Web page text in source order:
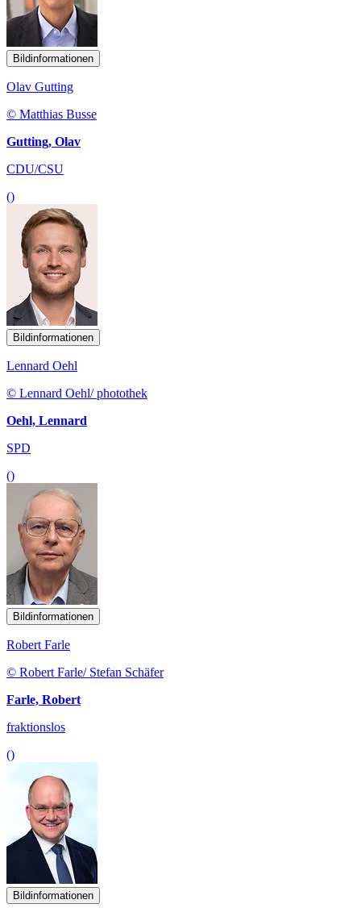
Bildinformationen
Olav Gutting
© Matthias Busse
Gutting, Olav
CDU/CSU
()
Bildinformationen
Lennard Oehl
© Lennard Oehl/ photothek
Oehl, Lennard
SPD
()
Bildinformationen
Robert Farle
© Robert Farle/ Stefan Schäfer
Farle, Robert
fraktionslos
()
Bildinformationen